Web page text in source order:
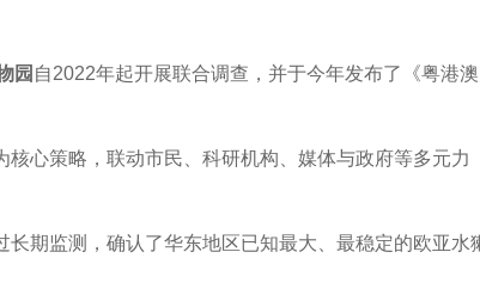
园 自2022年起开展联合调查，并于今年发布了《粤港
核心策略，联动市民、科研机构、媒体与政府等多元力
长期监测，确认了华东地区已知最大、最稳定的欧亚水